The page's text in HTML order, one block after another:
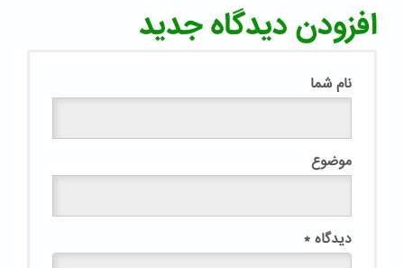
افزودن دیدگاه جدید
نام شما
موضوع
دیدگاه *